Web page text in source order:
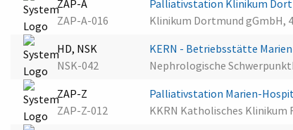
ZAP-A
ZAP-A-016
Palliativstation Klinikum
Klinikum Dortmund gGmbH,
HD, NSK
NSK-042
KERN - Betriebsstätte
Nephrologische
ZAP-Z
ZAP-Z-012
Palliativstation Marien-
KKRN Katholisches Klinikum